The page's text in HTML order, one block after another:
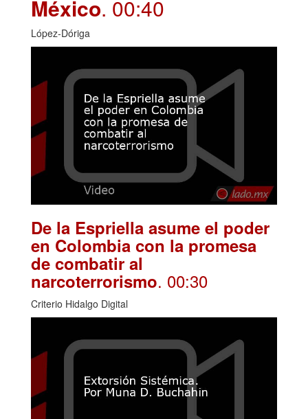
México. 00:40
López-Dóriga
De la Espriella asume el poder
en Colombia con la promesa
de combatir al
narcoterrorismo. 00:30
Criterio Hidalgo Digital